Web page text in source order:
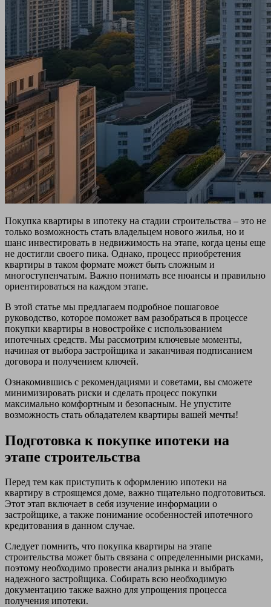
Покупка квартиры в ипотеку на стадии строительства – это не
только возможность стать владельцем нового жилья, но и
шанс инвестировать в недвижимость на этапе, когда цены еще
не достигли своего пика. Однако, процесс приобретения
квартиры в таком формате может быть сложным и
многоступенчатым. Важно понимать все нюансы и правильно
ориентироваться на каждом этапе.
В этой статье мы предлагаем подробное пошаговое
руководство, которое поможет вам разобраться в процессе
покупки квартиры в новостройке с использованием
ипотечных средств. Мы рассмотрим ключевые моменты,
начиная от выбора застройщика и заканчивая подписанием
договора и получением ключей.
Ознакомившись с рекомендациями и советами, вы сможете
минимизировать риски и сделать процесс покупки
максимально комфортным и безопасным. Не упустите
возможность стать обладателем квартиры вашей мечты!
Подготовка к покупке ипотеки на
этапе строительства
Перед тем как приступить к оформлению ипотеки на
квартиру в строящемся доме, важно тщательно подготовиться.
Этот этап включает в себя изучение информации о
застройщике, а также понимание особенностей ипотечного
кредитования в данном случае.
Следует помнить, что покупка квартиры на этапе
строительства может быть связана с определенными рисками,
поэтому необходимо провести анализ рынка и выбрать
надежного застройщика. Собирать всю необходимую
документацию также важно для упрощения процесса
получения ипотеки.